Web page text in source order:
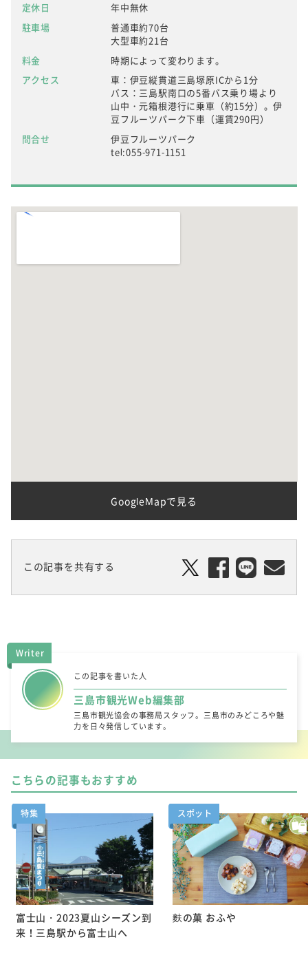
定休日
年中無休
駐車場
普通車約70台
大型車約21台
料金
時期によって変わります。
アクセス
車：伊豆縦貫道三島塚原ICから1分
バス：三島駅南口の5番バス乗り場より
山中・元箱根港行に乗車（約15分）。伊
豆フルーツパーク下車（運賃290円）
問合せ
伊豆フルーツパーク
tel:055-971-1151
GoogleMapで見る
この記事を共有する
Writer
この記事を書いた人
三島市観光Web編集部
三島市観光協会の事務局スタッフ。三島市のみどころや魅
力を日々発信しています。
こちらの記事もおすすめ
特集
富士山・2023夏山シーズン到
来！三島駅から富士山へ
スポット
麩の菓 おふや